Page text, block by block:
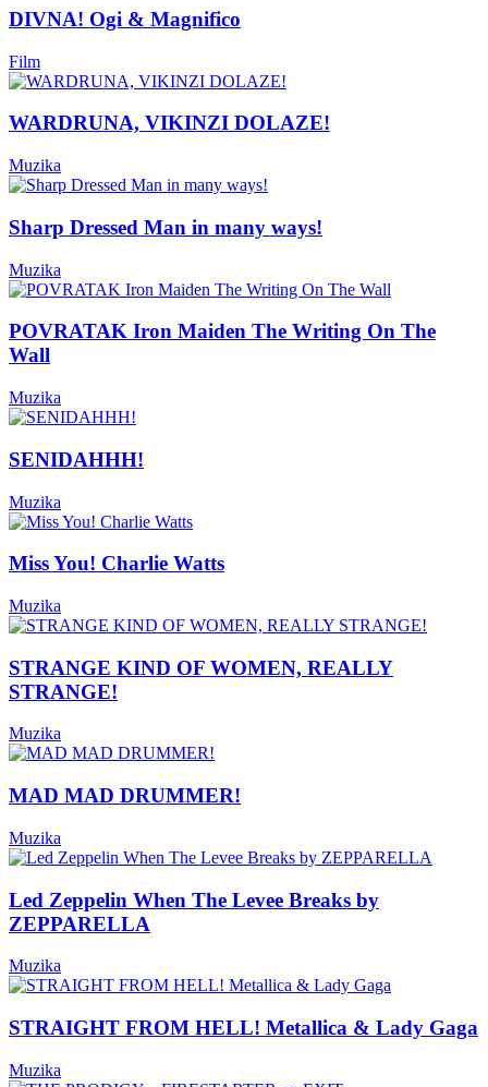
DIVNA! Ogi & Magnifico
Film
WARDRUNA, VIKINZI DOLAZE!
Muzika
Sharp Dressed Man in many ways!
Muzika
POVRATAK Iron Maiden The Writing On The
Wall
Muzika
SENIDAHHH!
Muzika
Miss You! Charlie Watts
Muzika
STRANGE KIND OF WOMEN, REALLY
STRANGE!
Muzika
MAD MAD DRUMMER!
Muzika
Led Zeppelin When The Levee Breaks by
ZEPPARELLA
Muzika
STRAIGHT FROM HELL! Metallica & Lady Gaga
Muzika